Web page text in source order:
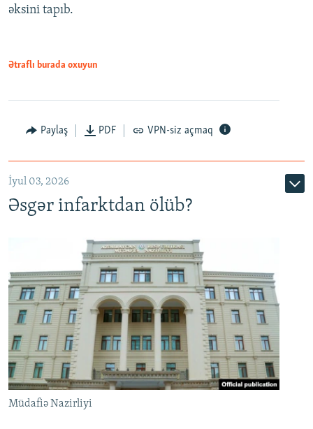
Auto 240p 360p 480p
720p 1080p
əksini tapıb.
Ətraflı burada oxuyun
Paylaş PDF VPN-siz açmaq
İyul 03, 2026
Əsgər infarktdan ölüb?
Müdafiə Nazirliyi